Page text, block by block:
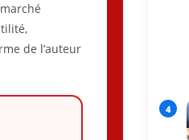
de l’auteur
4